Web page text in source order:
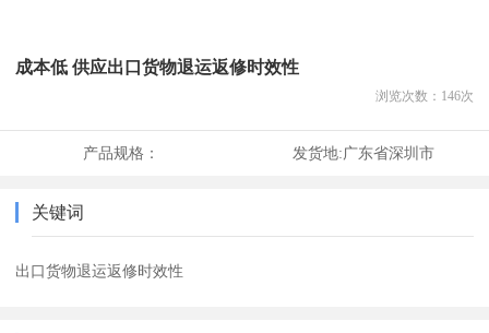
成本低 供应出口货物退运返修时效性
浏览次数： 146次
产品规格： 发货地:广东省深圳市
关键词
出口货物退运返修时效性